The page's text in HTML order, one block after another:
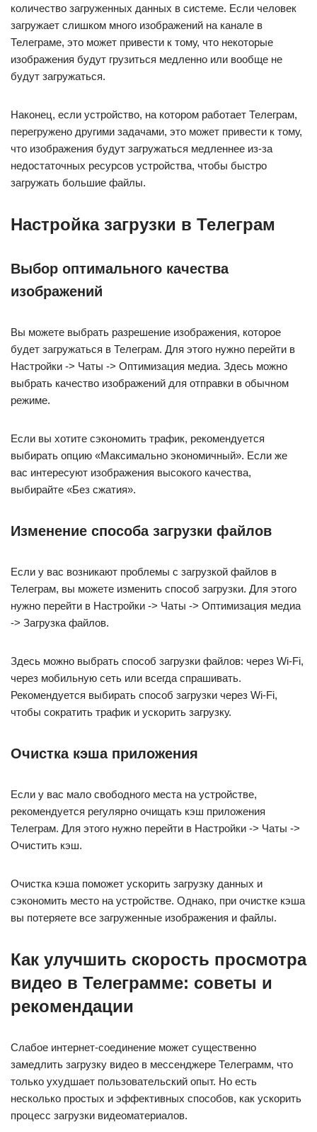
количество загруженных данных в системе. Если человек
загружает слишком много изображений на канале в
Телеграме, это может привести к тому, что некоторые
изображения будут грузиться медленно или вообще не
будут загружаться.
Наконец, если устройство, на котором работает Телеграм,
перегружено другими задачами, это может привести к тому,
что изображения будут загружаться медленнее из-за
недостаточных ресурсов устройства, чтобы быстро
загружать большие файлы.
Настройка загрузки в Телеграм
Выбор оптимального качества
изображений
Вы можете выбрать разрешение изображения, которое
будет загружаться в Телеграм. Для этого нужно перейти в
Настройки -> Чаты -> Оптимизация медиа. Здесь можно
выбрать качество изображений для отправки в обычном
режиме.
Если вы хотите сэкономить трафик, рекомендуется
выбирать опцию «Максимально экономичный». Если же
вас интересуют изображения высокого качества,
выбирайте «Без сжатия».
Изменение способа загрузки файлов
Если у вас возникают проблемы с загрузкой файлов в
Телеграм, вы можете изменить способ загрузки. Для этого
нужно перейти в Настройки -> Чаты -> Оптимизация медиа
-> Загрузка файлов.
Здесь можно выбрать способ загрузки файлов: через Wi-Fi,
через мобильную сеть или всегда спрашивать.
Рекомендуется выбирать способ загрузки через Wi-Fi,
чтобы сократить трафик и ускорить загрузку.
Очистка кэша приложения
Если у вас мало свободного места на устройстве,
рекомендуется регулярно очищать кэш приложения
Телеграм. Для этого нужно перейти в Настройки -> Чаты ->
Очистить кэш.
Очистка кэша поможет ускорить загрузку данных и
сэкономить место на устройстве. Однако, при очистке кэша
вы потеряете все загруженные изображения и файлы.
Как улучшить скорость просмотра
видео в Телеграмме: советы и
рекомендации
Слабое интернет-соединение может существенно
замедлить загрузку видео в мессенджере Телеграмм, что
только ухудшает пользовательский опыт. Но есть
несколько простых и эффективных способов, как ускорить
процесс загрузки видеоматериалов.